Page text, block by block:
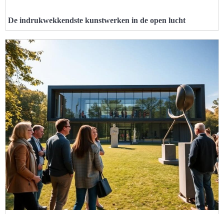
De indrukwekkendste kunstwerken in de open lucht